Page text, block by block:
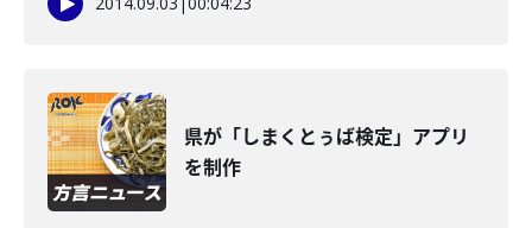
県が「しまくとぅば検定」アプリ
を制作